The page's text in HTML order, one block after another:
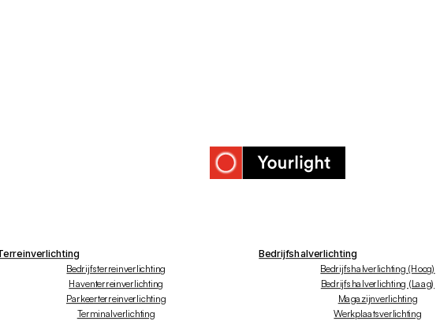
Bedrijfsterreinverlichting
Haventerreinverlichting
Parkeerterreinverlichting
Terminalverlichting
Bedrijfshalverlichting
Bedrijfshalverlichting (hoog)
Bedrijfshalverlichting (laag)
Magazijnverlichting
Werkplaatsverlichting